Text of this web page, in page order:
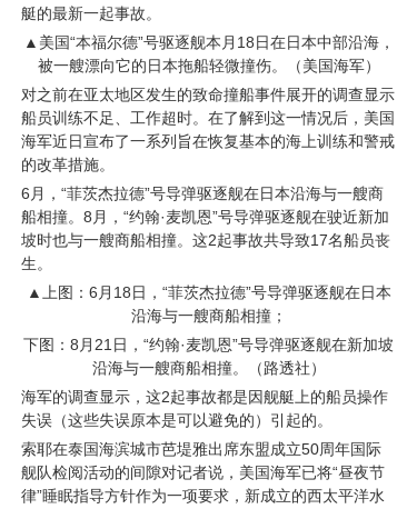
艇的最新一起事故。
▲美国“本福尔德”号驱逐舰本月18日在日本中部沿海，
被一艘漂向它的日本拖船轻微撞伤。（美国海军）
对之前在亚太地区发生的致命撞船事件展开的调查显示
船员训练不足、工作超时。在了解到这一情况后，美国
海军近日宣布了一系列旨在恢复基本的海上训练和警戒
的改革措施。
6月，“菲茨杰拉德”号导弹驱逐舰在日本沿海与一艘商
船相撞。8月，“约翰·麦凯恩”号导弹驱逐舰在驶近新加
坡时也与一艘商船相撞。这2起事故共导致17名船员丧
生。
▲上图 ：6月18日，“菲茨杰拉德”号导弹驱逐舰在日本
沿海与一艘商船相撞；
下图：8月21日，“约翰·麦凯恩”号导弹驱逐舰在新加坡
沿海与一艘商船相撞。（路透社）
海军的调查显示，这2起事故都是因舰艇上的船员操作
失误（这些失误原本是可以避免的）引起的。
索耶在泰国海滨城市芭堤雅出席东盟成立50周年国际
舰队检阅活动的间隙对记者说，美国海军已将“昼夜节
律”睡眠指导方针作为一项要求，新成立的西太平洋水